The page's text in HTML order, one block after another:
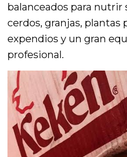
balanceados para nutrir
cerdos, granjas, plantas
expendios y un gran
profesional.